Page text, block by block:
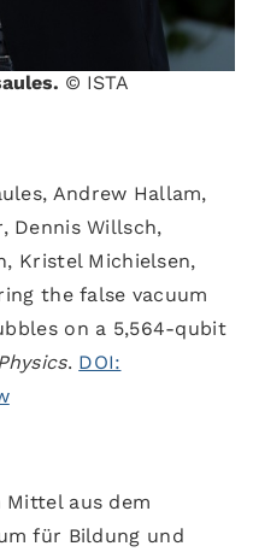
© ISTA
Andrew Hallam,
Dennis Willsch,
Kristel Michielsen,
the false vacuum
on a 5,564-qubit
. DOI:
aus dem
für Bildung und